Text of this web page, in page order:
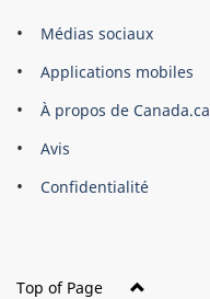
Organisation
gouvernement
du
Canada
Médias sociaux
Applications mobiles
À propos de Canada.ca
Avis
Confidentialité
Top of Page